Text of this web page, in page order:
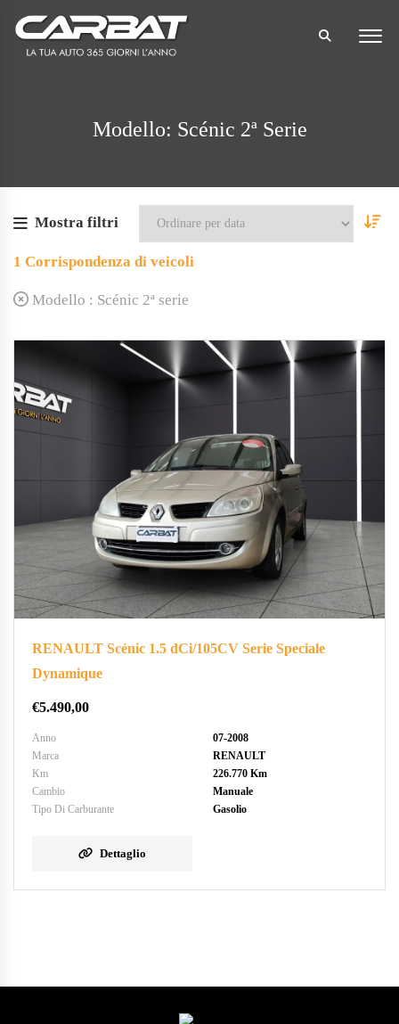
Modello: Scénic 2ª Serie
Mostra filtri
1 Corrispondenza di veicoli
Modello : Scénic 2ª serie
RENAULT Scénic 1.5 dCi/105CV Serie Speciale
Dynamique
€5.490,00
Anno
07-2008
Marca
RENAULT
Km
226.770 Km
Cambio
Manuale
Tipo Di Carburante
Gasolio
Dettaglio